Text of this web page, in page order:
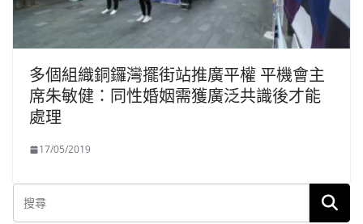
多個組織銅鑼灣擺街站推廣平權 平機會主
席朱敏健：同性婚姻需獲廣泛共識後才能
處理
17/05/2019